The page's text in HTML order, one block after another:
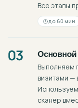
Все этапы
до 60 мин
03 Основной
Выполняем
визитами —
сканер